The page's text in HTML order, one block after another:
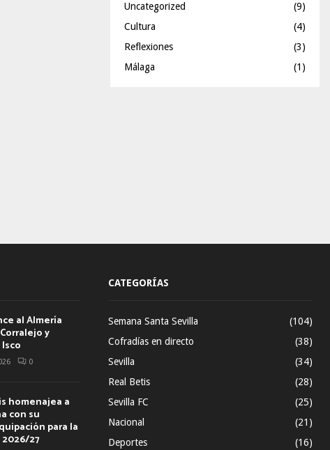
Uncategorized
(9)
Cultura
(4)
Reflexiones
(3)
Málaga
(1)
al Almería
y
0
homenajea a
con su
para la
27
CATEGORÍAS
Semana Santa Sevilla
(104)
Cofradías en directo
(38)
Sevilla
(34)
Real Betis
(28)
Sevilla FC
(25)
Nacional
(21)
Deportes
(16)